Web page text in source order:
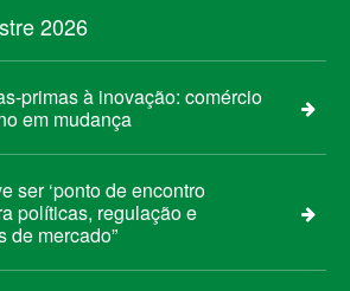
2026
primas à inovação: comércio
em mudança
ser ‘ponto de encontro
políticas, regulação e
de mercado”